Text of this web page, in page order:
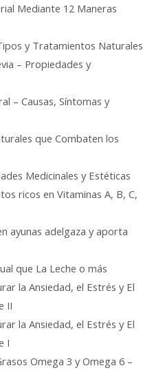
Mediante 12 Maneras
y Tratamientos Naturales
– Propiedades y
– Causas, Síntomas y
que Combaten los
Medicinales y Estéticas
ricos en Vitaminas A, B, C,
ayunas adelgaza y aporta
que La Leche o más
la Ansiedad, el Estrés y El
II
la Ansiedad, el Estrés y El
I
Omega 3 y Omega 6 –